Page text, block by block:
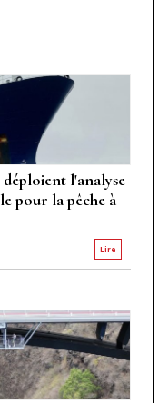
l'analyse
pour la pêche à
Lire